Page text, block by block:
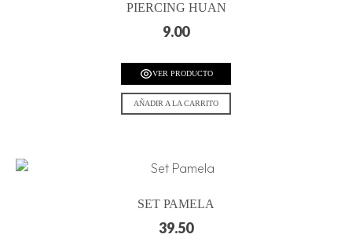
PIERCING HUAN
9.00
VER PRODUCTO
AÑADIR A LA CARRITO
SET PAMELA
39.50